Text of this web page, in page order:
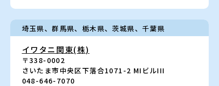
埼玉県、群馬県、 栃木県、茨城県、千葉県
イワタニ関東(株)
〒338-0002
さいたま市中央区下落合1071-2 MIビルIII
048-646-7070